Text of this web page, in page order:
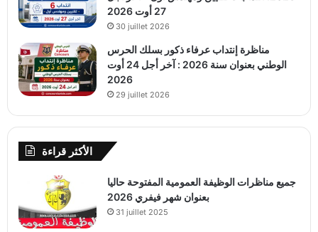
27 أوت 2026
30 juillet 2026
مناظرة إنتداب عرفاء ذكور بسلك الحرس
الوطني بعنوان سنة 2026 : آخر أجل 24 أوت
2026
29 juillet 2026
الأكثر قراءة
جميع مناظرات الوظيفة العمومية المفتوحة حاليا
بعنوان شهر فيفري 2026
31 juillet 2025